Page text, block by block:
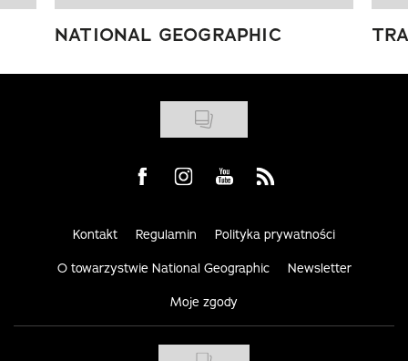
NATIONAL GEOGRAPHIC
Visit us on Facebook
Visit us on Instagram
Visit us on Youtube
Visit us on Rss
Kontakt Regulamin Polityka prywatności
O towarzystwie National Geographic Newsletter
Moje zgody